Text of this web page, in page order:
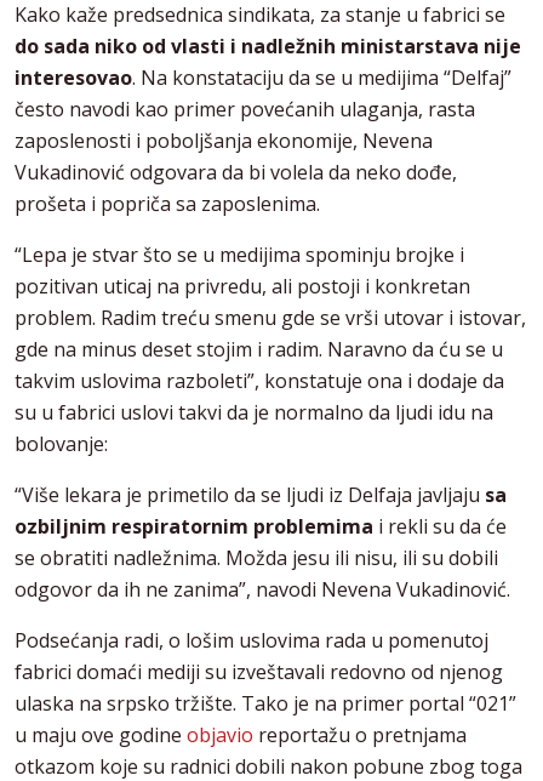
Kako kaže predsednica sindikata, za stanje u fabrici se
do sada niko od vlasti i nadležnih ministarstava nije
interesovao. Na konstataciju da se u medijima “Delfaj”
često navodi kao primer povećanih ulaganja, rasta
zaposlenosti i poboljšanja ekonomije, Nevena
Vukadinović odgovara da bi volela da neko dođe,
prošeta i popriča sa zaposlenima.
“Lepa je stvar što se u medijima spominju brojke i
pozitivan uticaj na privredu, ali postoji i konkretan
problem. Radim treću smenu gde se vrši utovar i istovar,
gde na minus deset stojim i radim. Naravno da ću se u
takvim uslovima razboleti”, konstatuje ona i dodaje da
su u fabrici uslovi takvi da je normalno da ljudi idu na
bolovanje:
“Više lekara je primetilo da se ljudi iz Delfaja javljaju sa
ozbiljnim respiratornim problemima i rekli su da će
se obratiti nadležnima. Možda jesu ili nisu, ili su dobili
odgovor da ih ne zanima”, navodi Nevena Vukadinović.
Podsećanja radi, o lošim uslovima rada u pomenutoj
fabrici domaći mediji su izveštavali redovno od njenog
ulaska na srpsko tržište. Tako je na primer portal “021”
u maju ove godine objavio reportažu o pretnjama
otkazom koje su radnici dobili nakon pobune zbog toga